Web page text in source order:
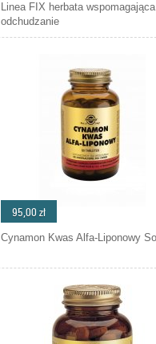
Linea FIX herbata wspomagająca
odchudzanie
95,00 zł
Cynamon Kwas Alfa-Liponowy